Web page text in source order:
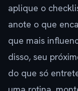
aplique o
anote o que
que mais
disso, seu
do que só